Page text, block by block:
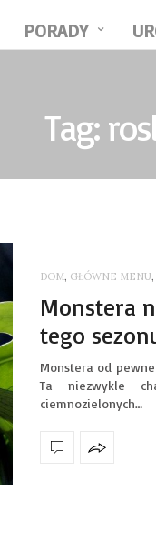
PORADY
Tag:
DOM, GŁÓWNE MENU,
Monstera
tego
Monstera od
Ta niezwykle
ciemnozielonych…